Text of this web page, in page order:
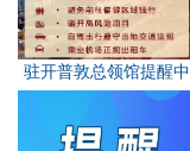
驻开普敦总领馆提醒中